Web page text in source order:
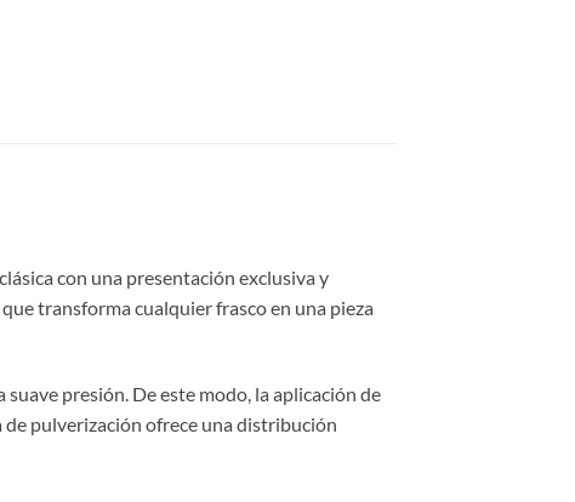
con una presentación exclusiva y
transforma cualquier frasco en una pieza
presión. De este modo, la aplicación de
de pulverización ofrece una distribución